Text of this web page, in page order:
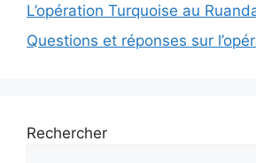
L’opération Turquoise au
Questions et réponses sur
Rechercher